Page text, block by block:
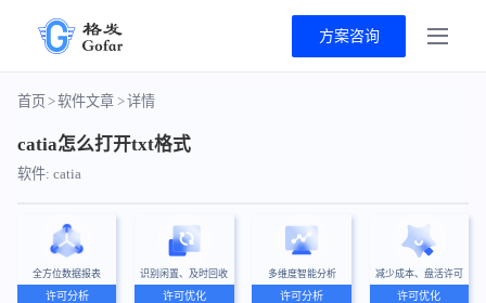
方案咨询
首页>软件文章 >详情
catia怎么打开txt格式
软件: catia
全方位数据报表
许可分析
识别闲置、及时回收
许可优化
多维度智能分析
许可分析
减少成本、盘活许可
许可优化